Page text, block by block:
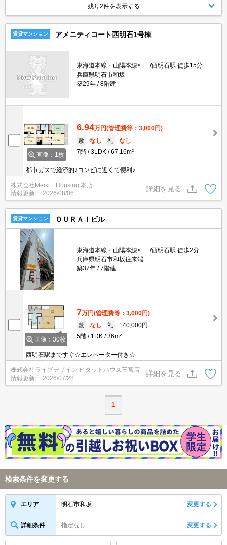
残り2件を表示する
賃貸マンション アメニティコート西明石1号棟
東海道本線・山陽本線<･･･/西明石駅 徒歩15分
兵庫県明石市和坂
築29年
8階建
画像：1枚
6.94万円(管理費等：3,000円)
敷
なし 礼
なし
7階
3LDK 67.16m²
都市ガスで経済的♪コンビに近くて便利♪
株式会社Meiki Housing 本店
情報更新日 2026/08/06
詳細を見る
賃貸マンション ＯＵＲＡＩビル
東海道本線・山陽本線<･･･/西明石駅 徒歩2分
兵庫県明石市和坂往来端
築37年
7階建
画像：30枚
7万円(管理費等：3,000円)
敷
なし 礼
140,000円
5階
1DK 36m²
西明石駅まですぐ☆エレベーター付き☆
株式会社ライブデザイン ピタットハウス三宮店
情報更新日 2026/07/28
詳細を見る
1
検索条件を変更する
エリア 明石市和坂 変更する
詳細条件 指定なし 変更する